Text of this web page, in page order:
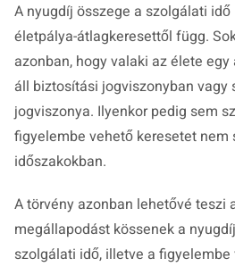
A nyugdíj összege a szolgálati
életpálya-átlagkeresettől függ.
azonban, hogy valaki az élete
áll biztosítási jogviszonyban vagy
jogviszonya. Ilyenkor pedig sem
figyelembe vehető keresetet nem
időszakokban.
A törvény azonban lehetővé teszi
megállapodást kössenek a
szolgálati idő, illetve a